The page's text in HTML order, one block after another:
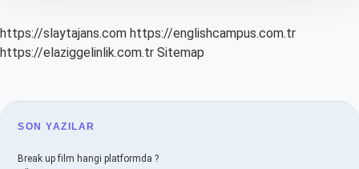
https://slaytajans.com https://englishcampus.com.tr
https://elaziggelinlik.com.tr Sitemap
SIDEBAR
SON YAZILAR
Break up film hangi platformda ?